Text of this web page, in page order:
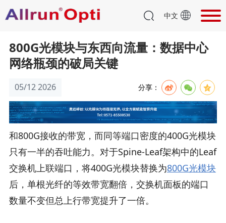
中文
800G光模块与东西向流量：数据中心
网络瓶颈的破局关键
05/12 2026 分享：
和800G接收的带宽，而同等端口密度的400G光模块
只有一半的吞吐能力。对于Spine-Leaf架构中的Leaf
交换机上联端口，将400G光模块替换为800G光模块
后，单根光纤的等效带宽翻倍，交换机面板的端口
数量不变但总上行带宽提升了一倍。